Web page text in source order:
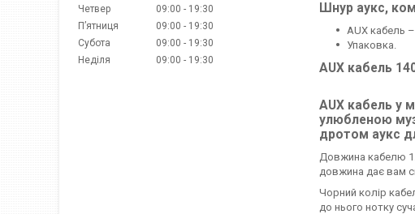
Шнур аукс,
AUX кабель
Упаковка.
AUX кабель
AUX кабель у
улюбленою
дротом аукс
Довжина кабелю
довжина дає вам
Чорний колір
до нього нотку
Четвер
09:00
19:30
Пʼятниця
09:00
19:30
Субота
09:00
19:30
Неділя
09:00 19:30